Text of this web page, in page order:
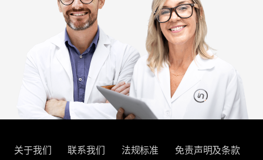
关于我们 联系我们 法规标准 免责声明及条款